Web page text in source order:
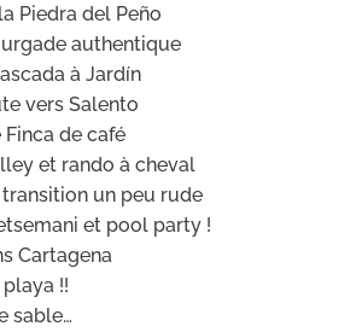
Piedra del Peño
authentique
à Jardín
vers Salento
Finca de café
et rando à cheval
transition un peu rude
et pool party !
Cartagena
playa !!
sable…